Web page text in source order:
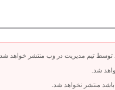
توسط تیم مدیریت در وب منتشر خواهد شد.
شد.
باشد منتشر نخواهد شد.